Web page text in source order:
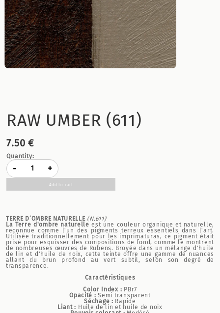
RAW UMBER (611)
7.50 €
Quantity:
- +
Add to cart
TERRE D’OMBRE NATURELLE (N.611)
La Terre d'ombre naturelle est une couleur organique et naturelle,
reconnue comme l'un des pigments terreux essentiels dans l'art.
Utilisée traditionnellement pour les imprimaturas, ce pigment était
prisé pour esquisser des compositions de fond, comme le montrent
de nombreuses œuvres de Rubens. Broyée dans un mélange d'huile
de lin et d'huile de noix, cette teinte offre une gamme de nuances
allant du brun profond au vert subtil, selon son degré de
transparence.
Caractéristiques
Color Index : PBr7
Opacité : Semi transparent
Séchage : Rapide
Liant : Huile de lin et huile de noix